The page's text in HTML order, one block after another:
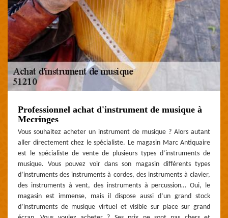
Professionnel achat d'instrument de musique à
Mecringes
Vous souhaitez acheter un instrument de musique ? Alors autant
aller directement chez le spécialiste. Le magasin Marc Antiquaire
est le spécialiste de vente de plusieurs types d’instruments de
musique. Vous pouvez voir dans son magasin différents types
d’instruments des instruments à cordes, des instruments à clavier,
des instruments à vent, des instruments à percussion… Oui, le
magasin est immense, mais il dispose aussi d’un grand stock
d’instruments de musique virtuel et visible sur place sur grand